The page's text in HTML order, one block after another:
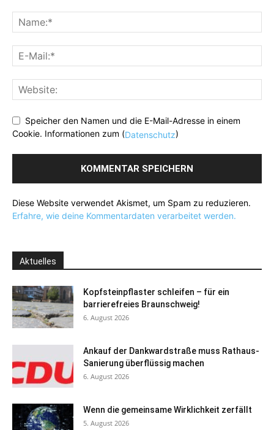
Speicher den Namen und die E-Mail-Adresse in einem
Cookie. Informationen zum (Datenschutz)
Diese Website verwendet Akismet, um Spam zu reduzieren.
Erfahre, wie deine Kommentardaten verarbeitet werden.
Aktuelles
Kopfsteinpflaster schleifen – für ein
barrierefreies Braunschweig!
6. August 2026
Ankauf der Dankwardstraße muss Rathaus-
Sanierung überflüssig machen
6. August 2026
Wenn die gemeinsame Wirklichkeit zerfällt
5. August 2026